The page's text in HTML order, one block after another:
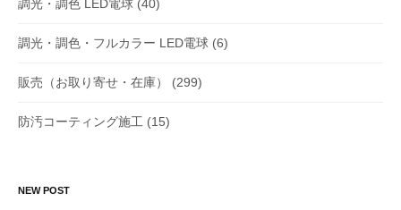
調光・調色 LED電球 (40)
調光・調色・フルカラー LED電球 (6)
販売（お取り寄せ・在庫） (299)
防汚コーティング施工 (15)
NEW POST